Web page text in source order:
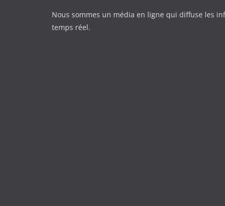
Nous sommes un média en ligne qui diffuse les
temps réel.